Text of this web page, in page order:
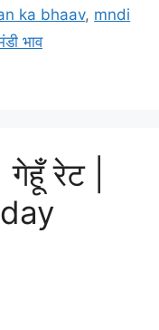
ka bhaav, mndi
भाव
रेट |